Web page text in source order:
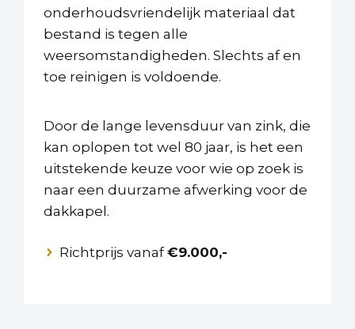
onderhoudsvriendelijk materiaal dat
bestand is tegen alle
weersomstandigheden. Slechts af en
toe reinigen is voldoende.
Door de lange levensduur van zink, die
kan oplopen tot wel 80 jaar, is het een
uitstekende keuze voor wie op zoek is
naar een duurzame afwerking voor de
dakkapel.
Richtprijs vanaf€9.000,-